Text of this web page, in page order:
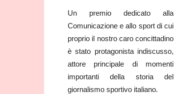
Un premio dedicato alla
Comunicazione e allo sport di cui
proprio il nostro caro concittadino
è stato protagonista indiscusso,
attore principale di momenti
importanti della storia del
giornalismo sportivo italiano.